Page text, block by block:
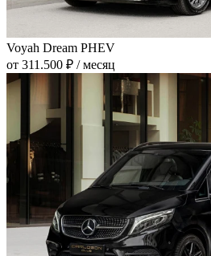
Voyah Dream PHEV
от 311.500 ₽ / месяц